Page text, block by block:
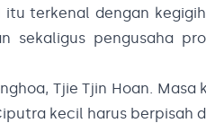
itu terkenal dengan
sekaligus pengusaha
Tjie Tjin Hoan.
kecil harus berpisah